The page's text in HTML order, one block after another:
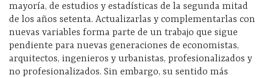
mayoría, de estudios y estadísticas de la segunda mitad
de los años setenta. Actualizarlas y complementarlas con
nuevas variables forma parte de un trabajo que sigue
pendiente para nuevas generaciones de economistas,
arquitectos, ingenieros y urbanistas, profesionalizados y
no profesionalizados. Sin embargo, su sentido más